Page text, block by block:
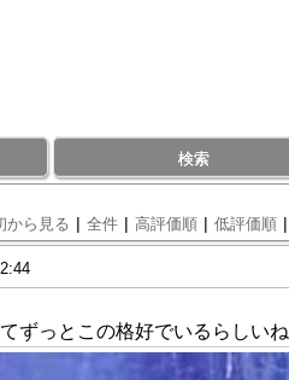
検索
から見る | 全件 | 高評価順 | 低評価順 |
ずっとこの格好でいるらしいね